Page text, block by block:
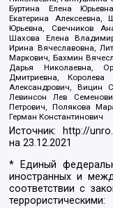
Буртина Елена
Екатерина
Юрьевна, Свечников
Шахова Елена
Ирина Вячеславовна,
Маркович, Бахмин
Дарья Николаевна,
Дмитриевна,
Александрович, Вицин
Левинсон Лев
Петрович, Полякова
Герман Константинович
Источник: http://
на23.12.2021
* Единый
иностранных и
соответствии с
террористическими: